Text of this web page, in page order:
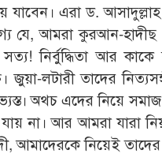
যাবেন। এরা ড.
যে, আমরা কুরআন-হাদীছ
নির্বুদ্ধিতা আর
জুয়া-লটারী তাদের
অথচ এদের নিয়ে
না। আর আমরা যারা
আমাদেরকে নিয়েই তাদের